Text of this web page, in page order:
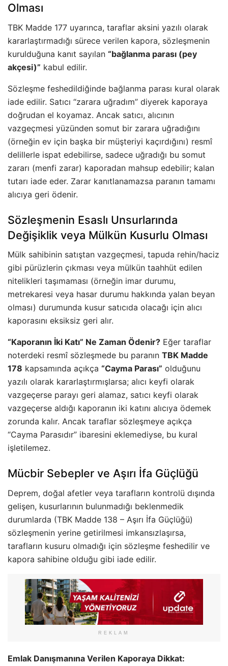
Olması
TBK Madde 177 uyarınca, taraflar aksini yazılı olarak
kararlaştırmadığı sürece verilen kapora, sözleşmenin
kurulduğuna kanıt sayılan “bağlanma parası (pey
akçesi)” kabul edilir.
Sözleşme feshedildiğinde bağlanma parası kural olarak
iade edilir. Satıcı “zarara uğradım” diyerek kaporaya
doğrudan el koyamaz. Ancak satıcı, alıcının
vazgeçmesi yüzünden somut bir zarara uğradığını
(örneğin ev için başka bir müşteriyi kaçırdığını) resmî
delillerle ispat edebilirse, sadece uğradığı bu somut
zararı (menfi zarar) kaporadan mahsup edebilir; kalan
tutarı iade eder. Zarar kanıtlanamazsa paranın tamamı
alıcıya geri ödenir.
Sözleşmenin Esaslı Unsurlarında
Değişiklik veya Mülkün Kusurlu Olması
Mülk sahibinin satıştan vazgeçmesi, tapuda rehin/haciz
gibi pürüzlerin çıkması veya mülkün taahhüt edilen
nitelikleri taşımaması (örneğin imar durumu,
metrekaresi veya hasar durumu hakkında yalan beyan
olması) durumunda kusur satıcıda olacağı için alıcı
kaporasını eksiksiz geri alır.
“Kaporanın İki Katı” Ne Zaman Ödenir? Eğer taraflar
noterdeki resmî sözleşmede bu paranın TBK Madde
178 kapsamında açıkça “Cayma Parası” olduğunu
yazılı olarak kararlaştırmışlarsa; alıcı keyfi olarak
vazgeçerse parayı geri alamaz, satıcı keyfi olarak
vazgeçerse aldığı kaporanın iki katını alıcıya ödemek
zorunda kalır. Ancak taraflar sözleşmeye açıkça
“Cayma Parasıdır” ibaresini eklemediyse, bu kural
işletilemez.
Mücbir Sebepler ve Aşırı İfa Güçlüğü
Deprem, doğal afetler veya tarafların kontrolü dışında
gelişen, kusurlarının bulunmadığı beklenmedik
durumlarda (TBK Madde 138 – Aşırı İfa Güçlüğü)
sözleşmenin yerine getirilmesi imkansızlaşırsa,
tarafların kusuru olmadığı için sözleşme feshedilir ve
kapora sahibine olduğu gibi iade edilir.
REKLAM
Emlak Danışmanına Verilen Kaporaya Dikkat: